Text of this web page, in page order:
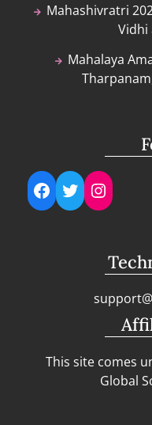
Mahashivratri
Vidhi
Mahalaya
Facebook
Twitter
This site comes
Global